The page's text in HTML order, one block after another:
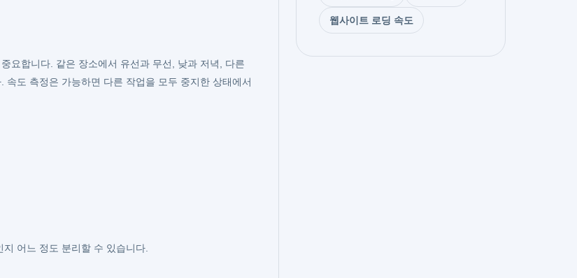
요합니다. 같은 장소에서 유선과 무선, 낮과 저녁, 다른
도 측정은 가능하면 다른 작업을 모두 중지한 상태에서
어느 정도 분리할 수 있습니다.
웹사이트 로딩 속도